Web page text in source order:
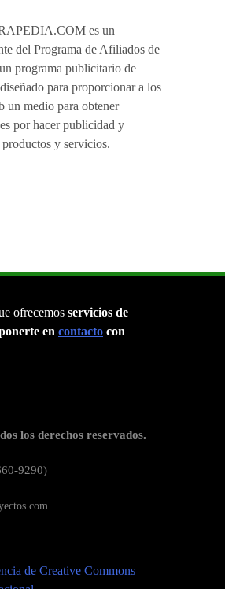
es un
del Programa de Afiliados de
programa publicitario de
para proporcionar a los
un medio para obtener
por hacer publicidad y
productos y servicios.
ofrecemos servicios de
en contacto con
los derechos reservados.
9290)
de Creative Commons